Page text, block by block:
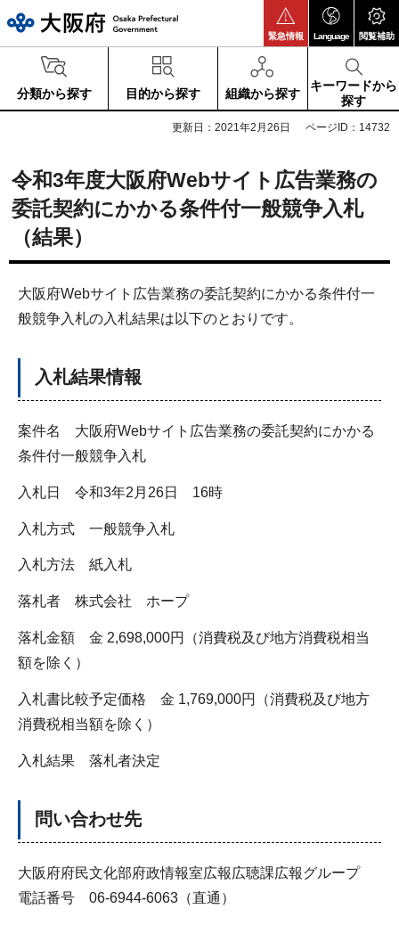
緊急情報 Language 閲覧補助
分類から探す 目的から探す 組織から探す
キーワードから
探す
更新日：2021年2月26日 ページID：14732
令和3年度大阪府Webサイト広告業務の
委託契約にかかる条件付一般競争入札
（結果）
大阪府Webサイト広告業務の委託契約にかかる条件付一
般競争入札の入札結果は以下のとおりです。
入札結果情報
案件名 大阪府Webサイト広告業務の委託契約にかかる
条件付一般競争入札
入札日 令和3年2月26日 16時
入札方式 一般競争入札
入札方法 紙入札
落札者 株式会社 ホープ
落札金額 金 2,698,000円（消費税及び地方消費税相当
額を除く）
入札書比較予定価格 金 1,769,000円（消費税及び地方
消費税相当額を除く）
入札結果 落札者決定
問い合わせ先
大阪府府民文化部府政情報室広報広聴課広報グループ
電話番号 06-6944-6063（直通）